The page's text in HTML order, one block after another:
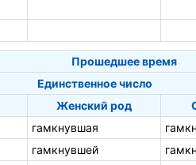
Прошедшее время
Единственное число
Женский род
гамкнувшая
гамкнувшей